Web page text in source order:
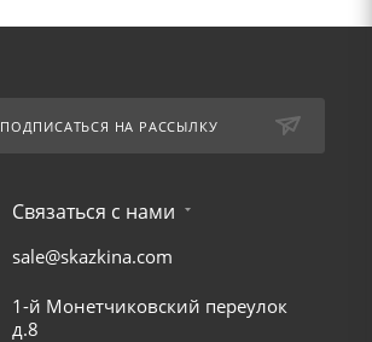
ПОДПИСАТЬСЯ НА РАССЫЛКУ
Связаться с нами
sale@skazkina.com
1-й Монетчиковский переулок
д.8